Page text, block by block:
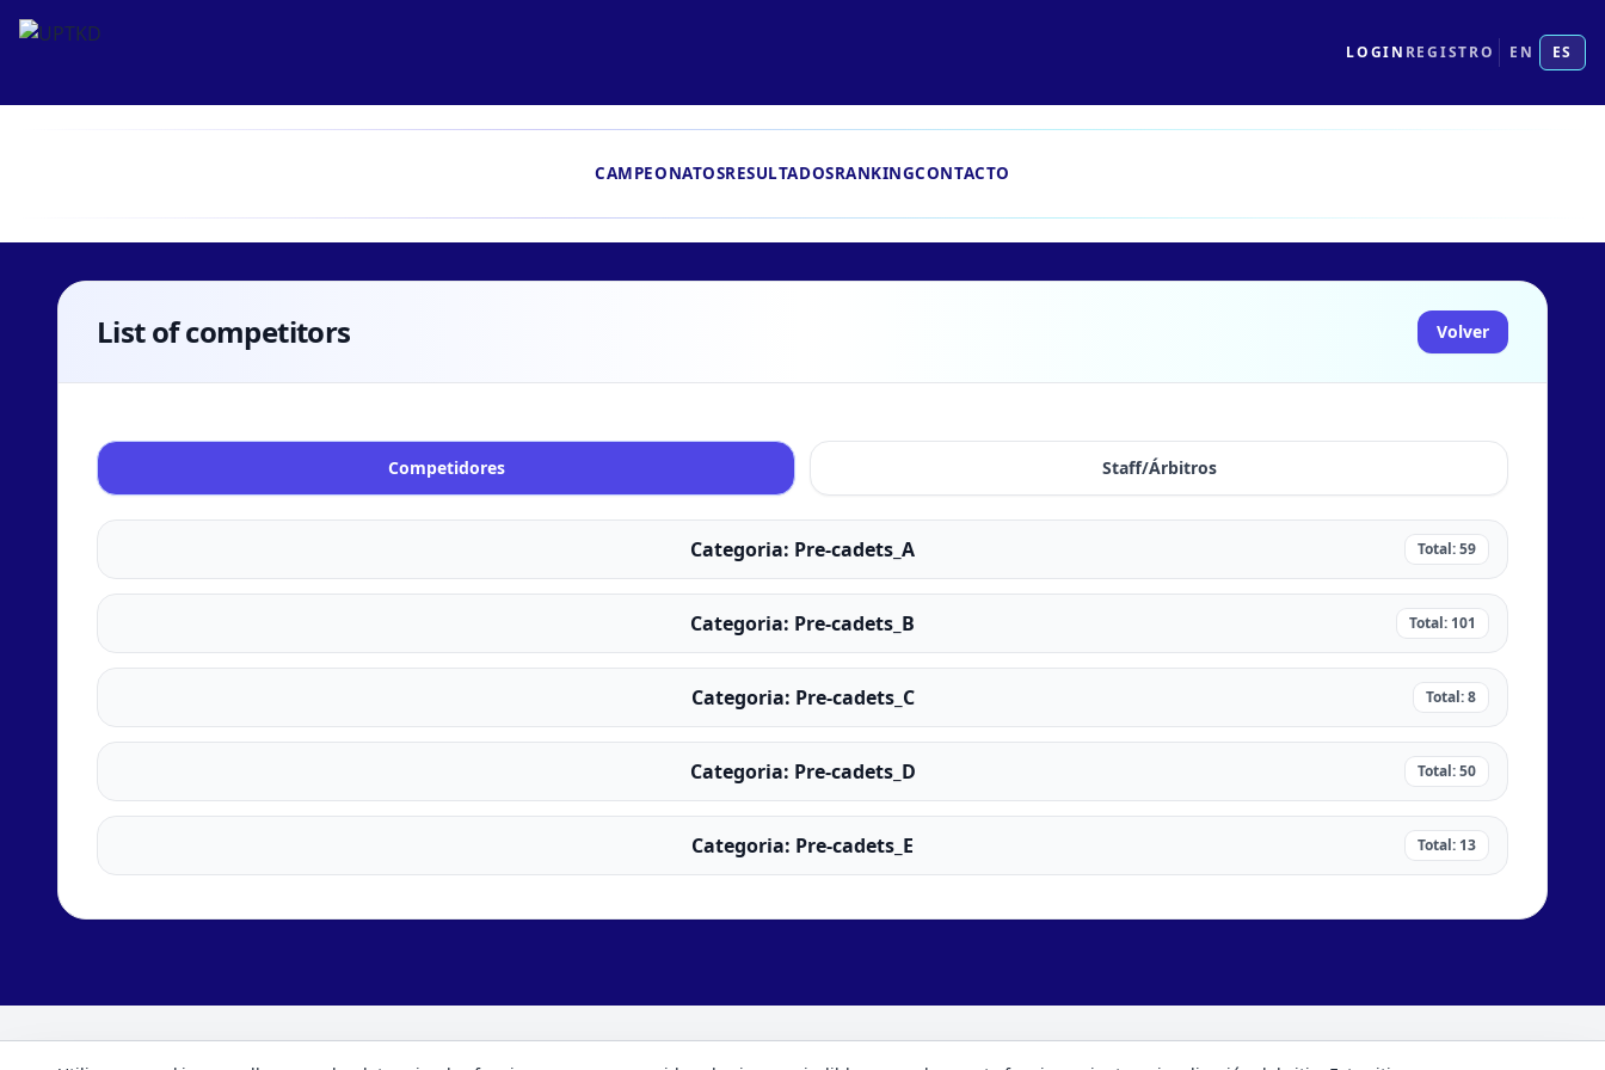
LOGIN REGISTRO EN ES
CAMPEONATOSRESULTADOSRANKINGCONTACTO
List of competitors Volver
Competidores Staff/Árbitros
Categoria: Pre-cadets_A Total: 59
Categoria: Pre-cadets_B Total: 101
Categoria: Pre-cadets_C Total: 8
Categoria: Pre-cadets_D Total: 50
Categoria: Pre-cadets_E Total: 13